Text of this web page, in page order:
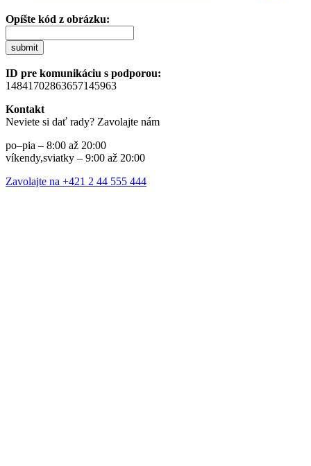
Opíšte kód z obrázku:
submit
ID pre komunikáciu s podporou:
14841702863657145963
Kontakt
Neviete si dať rady? Zavolajte nám
po–pia – 8:00 až 20:00
víkendy,sviatky – 9:00 až 20:00
Zavolajte na +421 2 44 555 444